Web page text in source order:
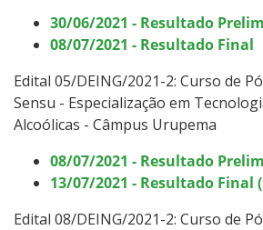
30/06/2021 - Resultado
08/07/2021 - Resultado Final
Edital 05/DEING/2021-2: Curso de
Sensu - Especialização em
Alcoólicas - Câmpus Urupema
08/07/2021 - Resultado
13/07/2021 - Resultado Final
Edital 08/DEING/2021-2: Curso de